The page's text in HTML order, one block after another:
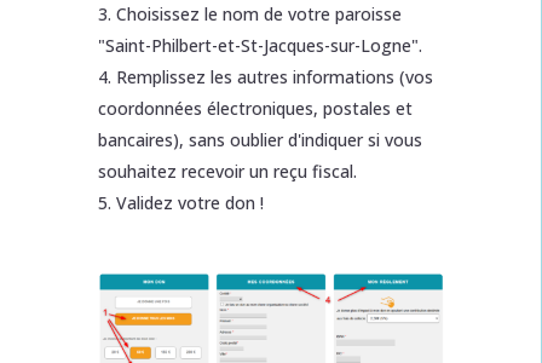
Choisissez le nom de votre paroisse
"Saint-Philbert-et-St-Jacques-sur-Logne".
Remplissez les autres informations (vos
coordonnées électroniques, postales et
bancaires), sans oublier d'indiquer si vous
souhaitez recevoir un reçu fiscal.
Validez votre don !